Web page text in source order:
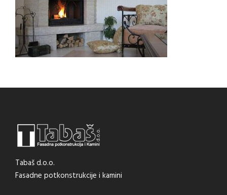
Tabaš d.o.o.
Fasadne potkonstrukcije i kamini